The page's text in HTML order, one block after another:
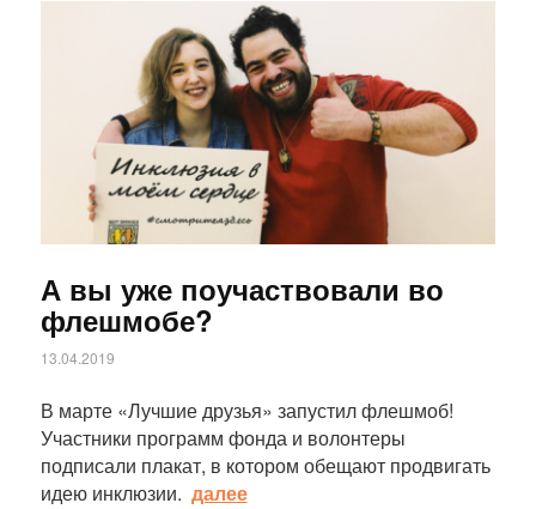
А вы уже поучаствовали во
флешмобе?
13.04.2019
В марте «Лучшие друзья» запустил флешмоб!
Участники программ фонда и волонтеры
подписали плакат, в котором обещают продвигать
идею инклюзии. далее